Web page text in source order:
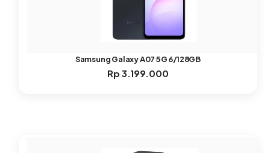
Samsung Galaxy A07 5G 6/128GB
Rp 3.199.000